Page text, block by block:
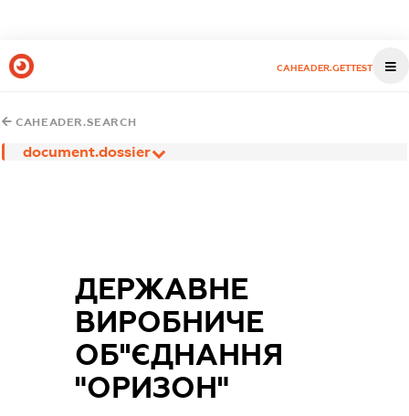
CAHEADER.GETTEST
CAHEADER.SEARCH
document.dossier
ДЕРЖАВНЕ
ВИРОБНИЧЕ
ОБ''ЄДНАННЯ
"ОРИЗОН"